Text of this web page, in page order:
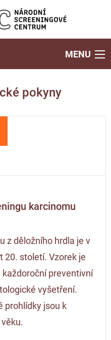
MENU
pokyny
karcinomu
z děložního hrdla je v
20. století. Vzorek je
preventivní
vyšetření.
prohlídky jsou k